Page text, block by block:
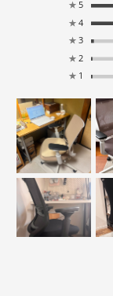
★ 5
★ 4
★ 3
★ 2
★ 1